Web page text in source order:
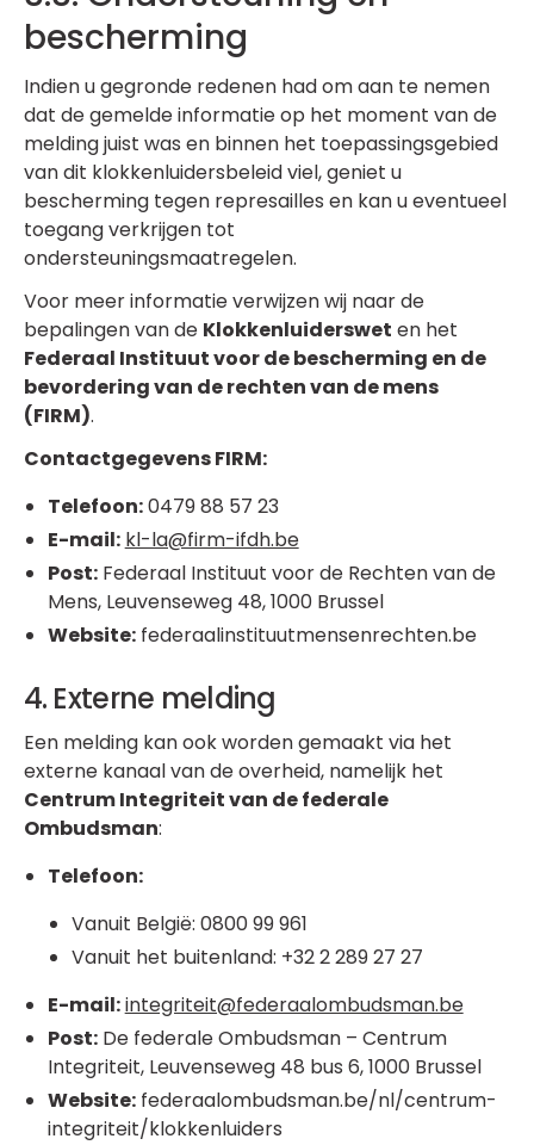
bescherming
Indien u gegronde redenen had om aan te nemen
dat de gemelde informatie op het moment van de
melding juist was en binnen het toepassingsgebied
van dit klokkenluidersbeleid viel, geniet u
bescherming tegen represailles en kan u eventueel
toegang verkrijgen tot
ondersteuningsmaatregelen.
Voor meer informatie verwijzen wij naar de
bepalingen van de Klokkenluiderswet en het
Federaal Instituut voor de bescherming en de
bevordering van de rechten van de mens
(FIRM).
Contactgegevens FIRM:
Telefoon:0479 88 57 23
E-mail: kl-la@firm-ifdh.be
Post:Federaal Instituut voor de Rechten van de
Mens, Leuvenseweg 48, 1000 Brussel
Website:federaalinstituutmensenrechten.be
4. Externe melding
Een melding kan ook worden gemaakt via het
externe kanaal van de overheid, namelijk het
Centrum Integriteit van de federale
Ombudsman:
Telefoon:
Vanuit België: 0800 99 961
Vanuit het buitenland: +32 2 289 27 27
E-mail:integriteit@federaalombudsman.be
Post:De federale Ombudsman – Centrum
Integriteit, Leuvenseweg 48 bus 6, 1000 Brussel
Website:federaalombudsman.be/nl/centrum-
integriteit/klokkenluiders